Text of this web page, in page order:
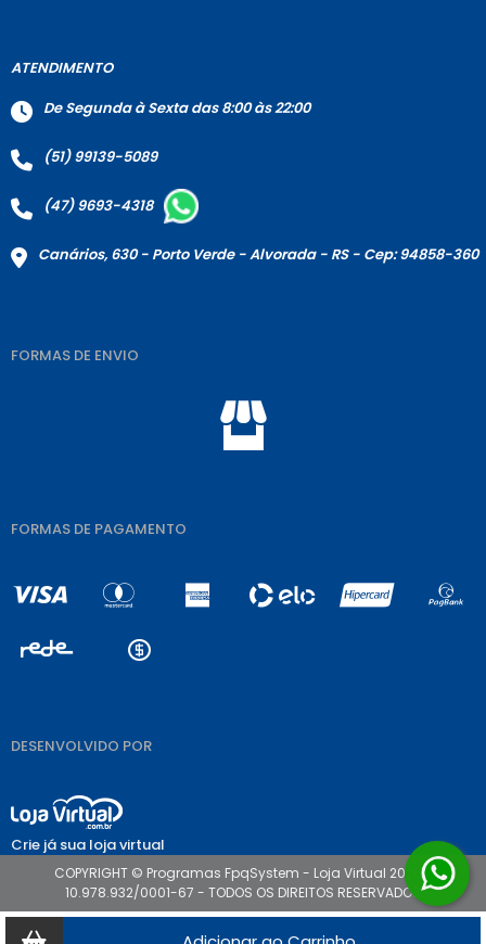
ATENDIMENTO
De Segunda à Sexta das 8:00 às 22:00
(51) 99139-5089
(47) 9693-4318
Canários, 630 - Porto Verde - Alvorada - RS - Cep: 94858-360
FORMAS DE ENVIO
FORMAS DE PAGAMENTO
DESENVOLVIDO POR
Crie já sua loja virtual
COPYRIGHT © Programas FpqSystem - Loja Virtual 2026 -
10.978.932/0001-67 - TODOS OS DIREITOS RESERVADOS